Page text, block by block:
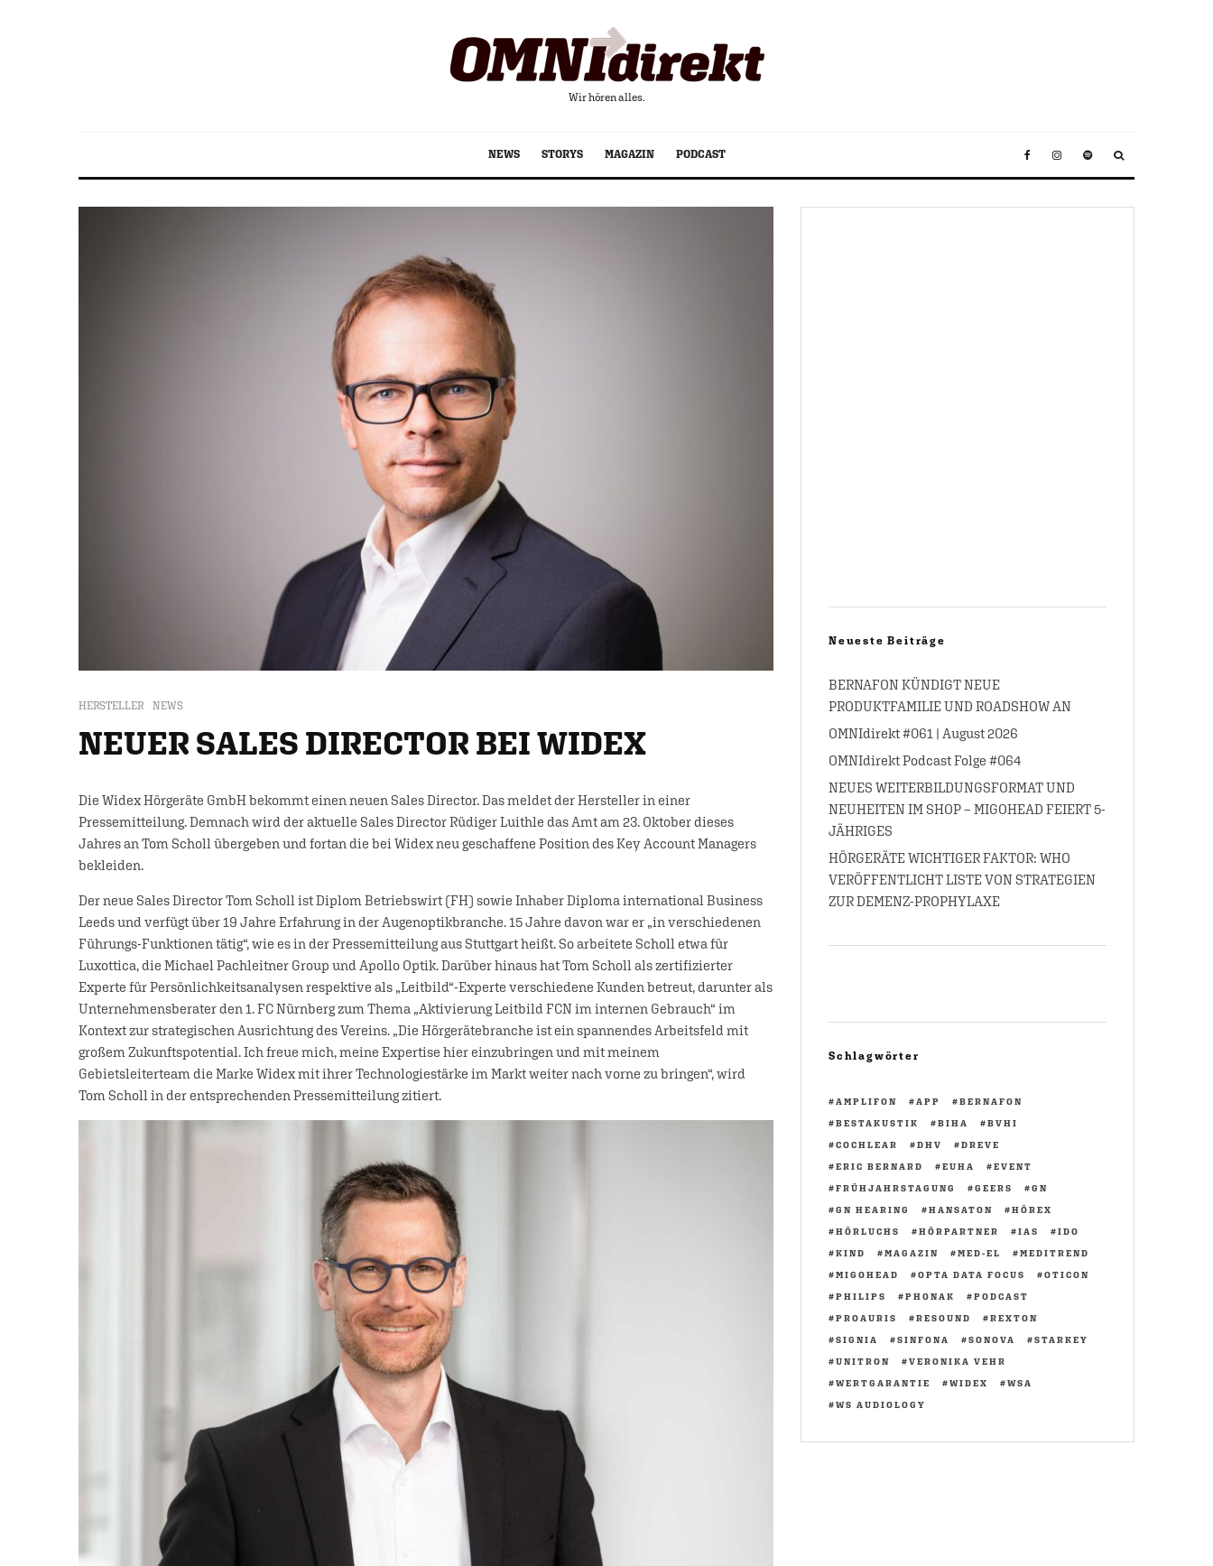
Wir hören alles.
NEWS STORYS MAGAZIN PODCAST
HERSTELLER NEWS
NEUER SALES DIRECTOR BEI WIDEX
Die Widex Hörgeräte GmbH bekommt einen neuen Sales Director. Das meldet der Hersteller in einer
Pressemitteilung. Demnach wird der aktuelle Sales Director Rüdiger Luithle das Amt am 23. Oktober dieses
Jahres an Tom Scholl übergeben und fortan die bei Widex neu geschaffene Position des Key Account Managers
bekleiden.
Der neue Sales Director Tom Scholl ist Diplom Betriebswirt (FH) sowie Inhaber Diploma international Business
Leeds und verfügt über 19 Jahre Erfahrung in der Augenoptikbranche. 15 Jahre davon war er „in verschiedenen
Führungs-Funktionen tätig“, wie es in der Pressemitteilung aus Stuttgart heißt. So arbeitete Scholl etwa für
Luxottica, die Michael Pachleitner Group und Apollo Optik. Darüber hinaus hat Tom Scholl als zertifizierter
Experte für Persönlichkeitsanalysen respektive als „Leitbild“-Experte verschiedene Kunden betreut, darunter als
Unternehmensberater den 1. FC Nürnberg zum Thema „Aktivierung Leitbild FCN im internen Gebrauch“ im
Kontext zur strategischen Ausrichtung des Vereins. „Die Hörgerätebranche ist ein spannendes Arbeitsfeld mit
großem Zukunftspotential. Ich freue mich, meine Expertise hier einzubringen und mit meinem
Gebietsleiterteam die Marke Widex mit ihrer Technologiestärke im Markt weiter nach vorne zu bringen“, wird
Tom Scholl in der entsprechenden Pressemitteilung zitiert.
Neueste Beiträge
BERNAFON KÜNDIGT NEUE
PRODUKTFAMILIE UND ROADSHOW AN
OMNIdirekt #061 | August 2026
OMNIdirekt Podcast Folge #064
NEUES WEITERBILDUNGSFORMAT UND
NEUHEITEN IM SHOP – MIGOHEAD FEIERT 5-
JÄHRIGES
HÖRGERÄTE WICHTIGER FAKTOR: WHO
VERÖFFENTLICHT LISTE VON STRATEGIEN
ZUR DEMENZ-PROPHYLAXE
Schlagwörter
AMPLIFON APP
BERNAFON
BESTAKUSTIK
BIHA
BVHI
COCHLEAR
DHV
DREVE
ERIC BERNARD
EUHA
EVENT
FRÜHJAHRSTAGUNG
GEERS
GN
GN HEARING
HANSATON
HÖREX
HÖRLUCHS
HÖRPARTNER IAS
IDO
KIND
MAGAZIN MED-EL
MEDITREND
MIGOHEAD
OPTA DATA FOCUS
OTICON
PHILIPS
PHONAK
PODCAST
PROAURIS
RESOUND
REXTON
SIGNIA
SINFONA SONOVA
STARKEY
UNITRON
VERONIKA VEHR
WERTGARANTIE
WIDEX
WSA
WS AUDIOLOGY